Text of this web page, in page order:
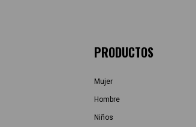
PRODUCTOS
Mujer
Hombre
Niños